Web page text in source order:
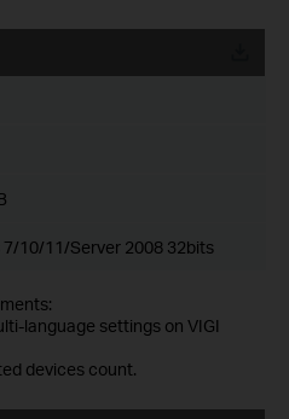
10/11/Server 2008 32bits
language settings on VIGI
devices count.